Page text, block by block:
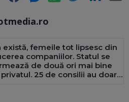
există, femeile tot lipsesc din
companiilor. Statul se
de două ori mai bine
25 de consilii au doar